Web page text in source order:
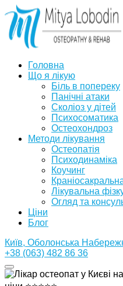
Головна
Що я лікую
Біль в попереку
Панічні атаки
Сколіоз у дітей
Психосоматика
Остеохондроз
Методи лікування
Остеопатія
Психодинаміка
Коучинг
Лікувальна
Огляд та
Ціни
Блог
Київ, Оболонська
+38 (063) 482 86 36